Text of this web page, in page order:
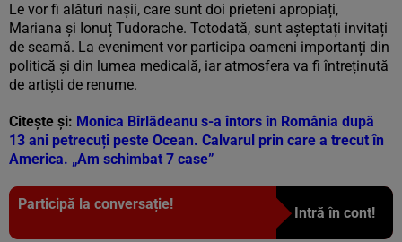
Le vor fi alături nașii, care sunt doi prieteni apropiați,
Mariana și Ionuț Tudorache. Totodată, sunt așteptați invitați
de seamă. La eveniment vor participa oameni importanți din
politică și din lumea medicală, iar atmosfera va fi întreținută
de artiști de renume.
Citește și: Monica Bîrlădeanu s-a întors în România după
13 ani petrecuți peste Ocean. Calvarul prin care a trecut în
America. „Am schimbat 7 case”
Participă la conversație!
Intră în cont!